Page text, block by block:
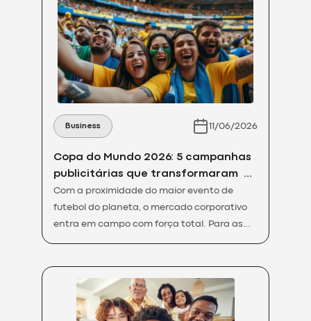
comportamento do consumidor mudou.
Hoje, as jornadas são menos previsíveis,
mais rápidas […]
Business 11/06/2026
Copa do Mundo 2026: 5 campanhas
publicitárias que transformaram o
conceito de marketing de
oportunidade
Com a proximidade do maior evento de
futebol do planeta, o mercado corporativo
entra em campo com força total. Para as
engajamento em massa. O chamado
marketing de oportunidade é o principal